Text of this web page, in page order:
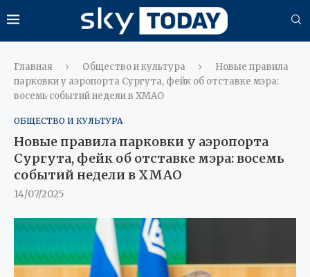
Главная Общество и культура
Новые правила
парковки у аэропорта Сургута, фейк об отставке мэра:
восемь событий недели в ХМАО
ОБЩЕСТВО И КУЛЬТУРА
Новые правила парковки у аэропорта
Сургута, фейк об отставке мэра: восемь
событий недели в ХМАО
14/07/2025